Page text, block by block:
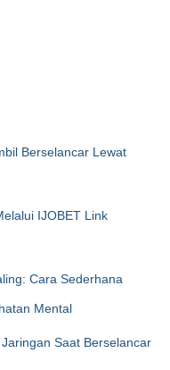
Berselancar Lewat
IJOBET Link
Cara Sederhana
Mental
Saat Berselancar